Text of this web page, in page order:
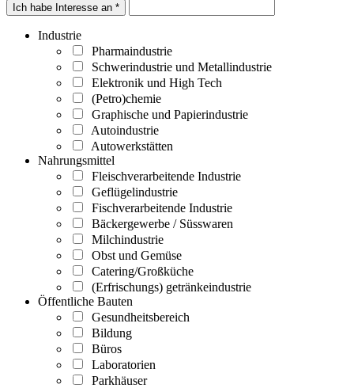
Ich habe Interesse an *
Industrie
Pharmaindustrie
Schwerindustrie und Metallindustrie
Elektronik und High Tech
(Petro)chemie
Graphische und Papierindustrie
Autoindustrie
Autowerkstätten
Nahrungsmittel
Fleischverarbeitende Industrie
Geflügelindustrie
Fischverarbeitende Industrie
Bäckergewerbe / Süsswaren
Milchindustrie
Obst und Gemüse
Catering/Großküche
(Erfrischungs) getränkeindustrie
Öffentliche Bauten
Gesundheitsbereich
Bildung
Büros
Laboratorien
Parkhäuser